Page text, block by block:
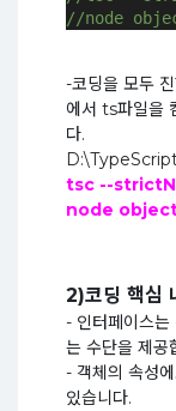
//node
-코딩을 모두
에서 ts파일을
다.
tsc --
node
2)코딩 핵심
- 인터페이스는
는 수단을 제공
- 객체의 속성
있습니다.